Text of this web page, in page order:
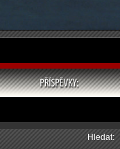
Hledat: